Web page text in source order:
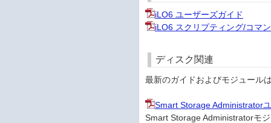
iLO6 ユーザーズガイド
iLO6 スクリプティング/コマ
ディスク関連
最新のガイドおよびモジュール
Smart Storage Administrator
Smart Storage Administratorモ